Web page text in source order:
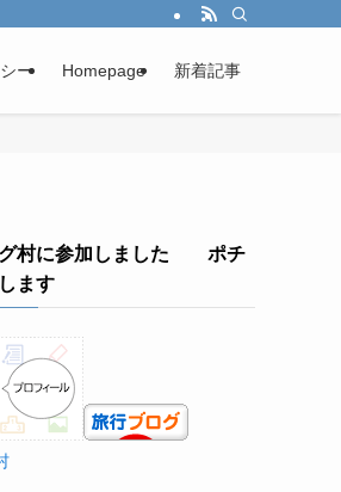
ー Homepage 新着記事
グ村に参加しました ポチ
ます